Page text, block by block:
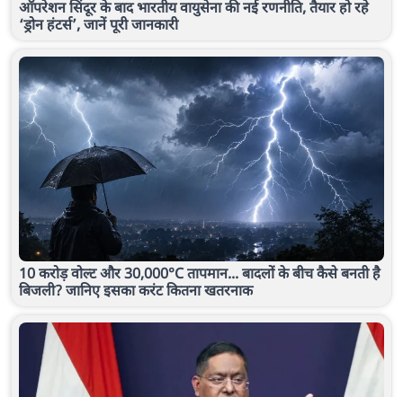
ऑपरेशन सिंदूर के बाद भारतीय वायुसेना की नई रणनीति, तैयार हो रहे
‘ड्रोन हंटर्स’, जानें पूरी जानकारी
10 करोड़ वोल्ट और 30,000°C तापमान... बादलों के बीच कैसे बनती है
बिजली? जानिए इसका करंट कितना खतरनाक